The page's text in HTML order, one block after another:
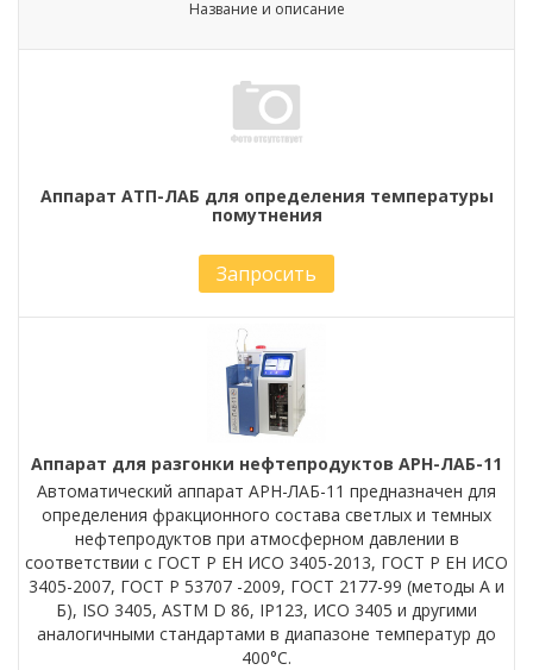
Название и описание
Аппарат АТП-ЛАБ для определения температуры
помутнения
Запросить
Аппарат для разгонки нефтепродуктов АРН-ЛАБ-11
Автоматический аппарат АРН-ЛАБ-11 предназначен для
определения фракционного состава светлых и темных
нефтепродуктов при атмосферном давлении в
соответствии с ГОСТ Р ЕН ИСО 3405-2013, ГОСТ Р ЕН ИСО
3405-2007, ГОСТ Р 53707 -2009, ГОСТ 2177-99 (методы А и
Б), ISO 3405, ASTM D 86, IP123, ИСО 3405 и другими
аналогичными стандартами в диапазоне температур до
400°С.